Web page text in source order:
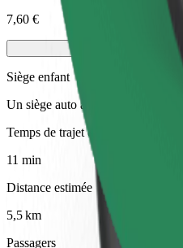
7,60 €
Siège enfant
Un siège auto avec harnais
Temps de trajet estimé
11 min
Distance estimée
5,5 km
Passagers